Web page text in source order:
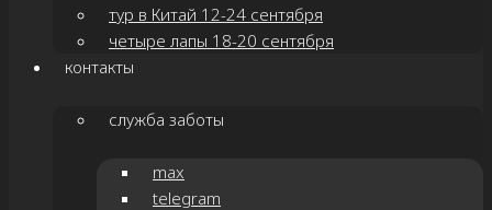
тур в Китай 12-24 сентября
четыре лапы 18-20 сентября
контакты
служба заботы
max
telegram